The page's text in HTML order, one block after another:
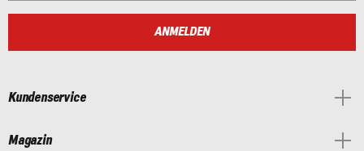
ANMELDEN
Kundenservice
Magazin